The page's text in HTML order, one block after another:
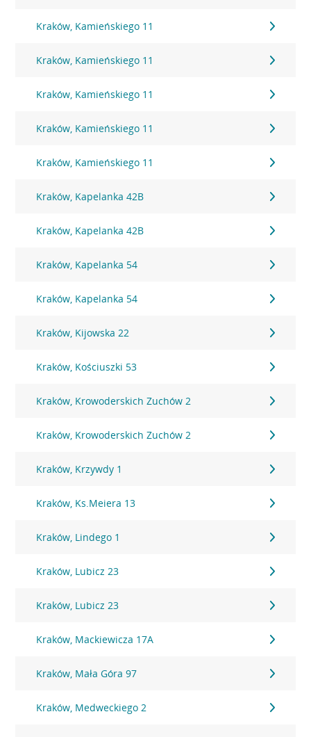
Kraków, Kamieńskiego 11
Kraków, Kamieńskiego 11
Kraków, Kamieńskiego 11
Kraków, Kamieńskiego 11
Kraków, Kamieńskiego 11
Kraków, Kapelanka 42B
Kraków, Kapelanka 42B
Kraków, Kapelanka 54
Kraków, Kapelanka 54
Kraków, Kijowska 22
Kraków, Kościuszki 53
Kraków, Krowoderskich Zuchów 2
Kraków, Krowoderskich Zuchów 2
Kraków, Krzywdy 1
Kraków, Ks.Meiera 13
Kraków, Lindego 1
Kraków, Lubicz 23
Kraków, Lubicz 23
Kraków, Mackiewicza 17A
Kraków, Mała Góra 97
Kraków, Medweckiego 2